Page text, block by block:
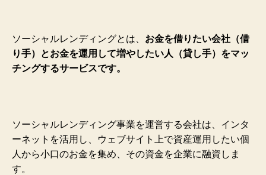
ソーシャルレンディングとは、 お金を借りたい会社（借
り手）とお金を運用して増やしたい人（貸し手）をマッ
チングするサービスです。
ソーシャルレンディング事業を運営する会社は、インタ
ーネットを活用し、ウェブサイト上で資産運用したい個
人から小口のお金を集め、その資金を企業に融資しま
す。